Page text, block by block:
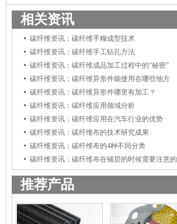
相关资讯
碳纤维资讯：碳纤维手糊成型技术
碳纤维资讯：碳纤维手工钻孔方法
碳纤维资讯：碳纤维成品加工过程中的“秘密”
碳纤维资讯：碳纤维异形件能使用在哪些地方
碳纤维资讯：碳纤维异形件哪里有加工？
碳纤维资讯：碳纤维应用领域分析
碳纤维资讯：碳纤维应用在汽车行业的优势
碳纤维资讯：碳纤维布的技术研究成果
碳纤维资讯：碳纤维布的4种不同分类
碳纤维资讯：碳纤维布在铺层的时候需要注意的
推荐产品